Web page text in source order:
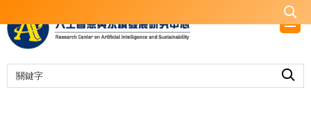
到
主
內